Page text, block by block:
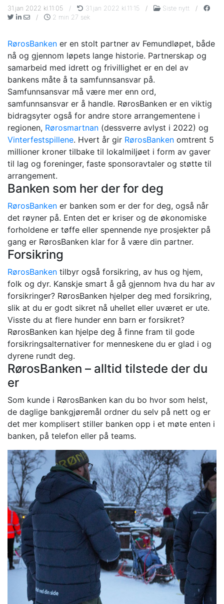
31.jan 2022 kl.11:05 / 31.jan 2022 kl.11:15 / Siste nytt
/
/
2 min 27 sek
RørosBanken er en stolt partner av Femundløpet, både
nå og gjennom løpets lange historie. Partnerskap og
samarbeid med idrett og frivillighet er en del av
bankens måte å ta samfunnsansvar på.
Samfunnsansvar må være mer enn ord,
samfunnsansvar er å handle. RørosBanken er en viktig
bidragsyter også for andre store arrangementene i
regionen, Rørosmartnan (dessverre avlyst i 2022) og
Vinterfestspillene. Hvert år gir RørosBanken omtrent 5
millioner kroner tilbake til lokalmiljøet i form av gaver
til lag og foreninger, faste sponsoravtaler og støtte til
arrangement.
Banken som her der for deg
RørosBanken er banken som er der for deg, også når
det røyner på. Enten det er kriser og de økonomiske
forholdene er tøffe eller spennende nye prosjekter på
gang er RørosBanken klar for å være din partner.
Forsikring
RørosBanken tilbyr også forsikring, av hus og hjem,
folk og dyr. Kanskje smart å gå gjennom hva du har av
forsikringer? RørosBanken hjelper deg med forsikring,
slik at du er godt sikret nå uhellet eller uværet er ute.
Visste du at flere hunder enn barn er forsikret?
RørosBanken kan hjelpe deg å finne fram til gode
forsikringsalternativer for menneskene du er glad i og
dyrene rundt deg.
RørosBanken – alltid tilstede der du
er
Som kunde i RørosBanken kan du bo hvor som helst,
de daglige bankgjøremål ordner du selv på nett og er
det mer komplisert stiller banken opp i et møte enten i
banken, på telefon eller på teams.